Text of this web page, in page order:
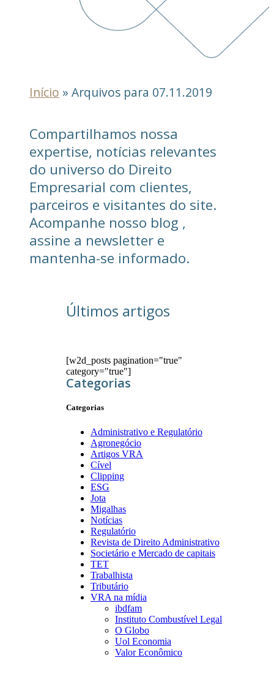
Início » Arquivos para 07.11.2019
Compartilhamos nossa
expertise, notícias relevantes
do universo do Direito
Empresarial com clientes,
parceiros e visitantes do site.
Acompanhe nosso blog ,
assine a newsletter e
mantenha-se informado.
Últimos artigos
[w2d_posts pagination="true"
category="true"]
Categorias
Categorias
Administrativo e Regulatório
Agronegócio
Artigos VRA
Cível
Clipping
ESG
Jota
Migalhas
Notícias
Regulatório
Revista de Direito Administrativo
Societário e Mercado de capitais
TET
Trabalhista
Tributário
VRA na mídia
ibdfam
Instituto Combustível Legal
O Globo
Uol Economia
Valor Econômico